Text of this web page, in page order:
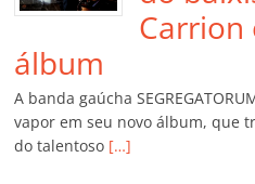
Carrion
álbum
A banda gaúcha
vapor em seu novo álbum, que
do talentoso […]